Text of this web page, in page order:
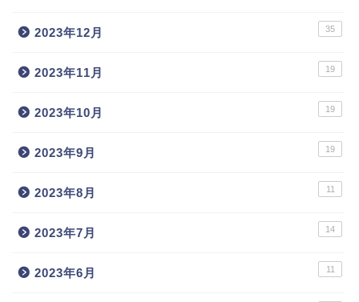
2023年12月 35
2023年11月 19
2023年10月 19
2023年9月 19
2023年8月 11
2023年7月 14
2023年6月 11